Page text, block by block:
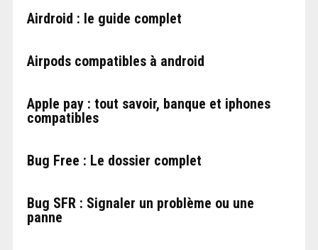
Airdroid : le guide complet
Airpods compatibles à android
Apple pay : tout savoir, banque et iphones
compatibles
Bug Free : Le dossier complet
Bug SFR : Signaler un problème ou une
panne